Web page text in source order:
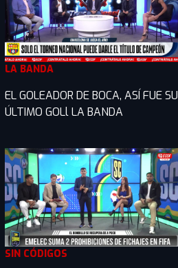
LA BANDA
EL GOLEADOR DE BOCA, ASÍ FUE SU
ÚLTIMO GOLl LA BANDA
SIN CÓDIGOS